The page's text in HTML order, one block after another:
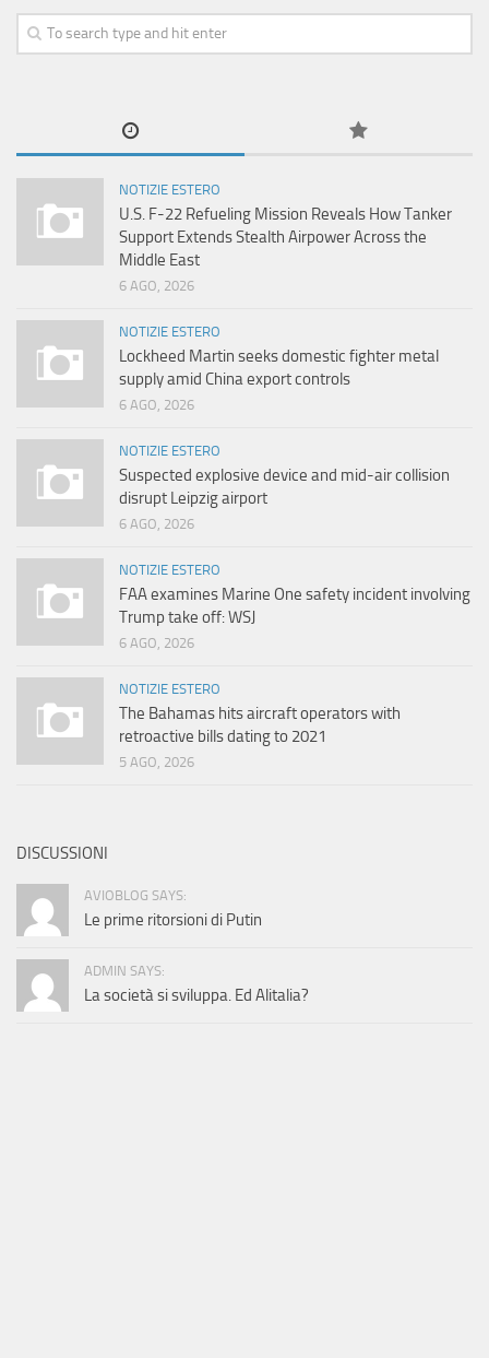
NOTIZIE ESTERO
U.S. F-22 Refueling Mission Reveals How Tanker
Support Extends Stealth Airpower Across the
Middle East
6 AGO, 2026
NOTIZIE ESTERO
Lockheed Martin seeks domestic fighter metal
supply amid China export controls
6 AGO, 2026
NOTIZIE ESTERO
Suspected explosive device and mid-air collision
disrupt Leipzig airport
6 AGO, 2026
NOTIZIE ESTERO
FAA examines Marine One safety incident involving
Trump take off: WSJ
6 AGO, 2026
NOTIZIE ESTERO
The Bahamas hits aircraft operators with
retroactive bills dating to 2021
5 AGO, 2026
DISCUSSIONI
AVIOBLOG SAYS:
Le prime ritorsioni di Putin
ADMIN SAYS:
La società si sviluppa. Ed Alitalia?